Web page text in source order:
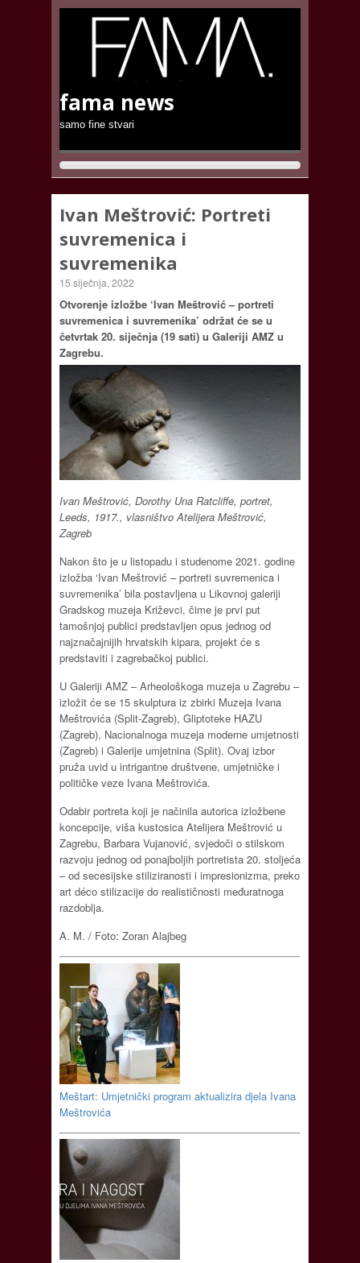
fama news
samo fine stvari
Ivan Meštrović: Portreti
suvremenica i
suvremenika
15 siječnja, 2022
Otvorenje izložbe ‘Ivan Meštrović – portreti
suvremenica i suvremenika’ održat će se u
četvrtak 20. siječnja (19 sati) u Galeriji AMZ u
Zagrebu.
Ivan Meštrović, Dorothy Una Ratcliffe, portret,
Leeds, 1917., vlasništvo Atelijera Meštrović,
Zagreb
Nakon što je u listopadu i studenome 2021. godine
izložba ‘Ivan Meštrović – portreti suvremenica i
suvremenika’ bila postavljena u Likovnoj galeriji
Gradskog muzeja Križevci, čime je prvi put
tamošnjoj publici predstavljen opus jednog od
najznačajnijih hrvatskih kipara, projekt će s
predstaviti i zagrebačkoj publici.
U Galeriji AMZ – Arheološkoga muzeja u Zagrebu –
izložit će se 15 skulptura iz zbirki Muzeja Ivana
Meštrovića (Split-Zagreb), Gliptoteke HAZU
(Zagreb), Nacionalnoga muzeja moderne umjetnosti
(Zagreb) i Galerije umjetnina (Split). Ovaj izbor
pruža uvid u intrigantne društvene, umjetničke i
političke veze Ivana Meštrovića.
Odabir portreta koji je načinila autorica izložbene
koncepcije, viša kustosica Atelijera Meštrović u
Zagrebu, Barbara Vujanović, svjedoči o stilskom
razvoju jednog od ponajboljih portretista 20. stoljeća
– od secesijske stiliziranosti i impresionizma, preko
art déco stilizacije do realističnosti međuratnoga
razdoblja.
A. M. / Foto: Zoran Alajbeg
Meštart: Umjetnički program aktualizira djela Ivana
Meštrovića